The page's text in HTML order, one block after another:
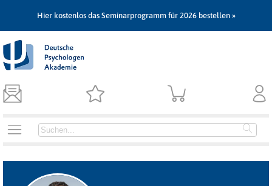
Hier kostenlos das Seminarprogramm für 2026 bestellen »